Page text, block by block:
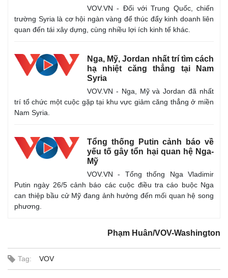
Video
VOV.VN - Đối với Trung Quốc, chiến
trường Syria là cơ hội ngàn vàng để thúc đẩy kinh doanh liên
quan đến tái xây dựng, cùng nhiều lợi ích kinh tế khác.
Nga, Mỹ, Jordan nhất trí tìm cách
hạ nhiệt căng thẳng tại Nam
Syria
VOV.VN - Nga, Mỹ và Jordan đã nhất
trí tổ chức một cuộc gặp tại khu vực giảm căng thẳng ở miền
Nam Syria.
Tổng thống Putin cảnh báo về
yếu tố gây tổn hại quan hệ Nga-
Mỹ
VOV.VN - Tổng thống Nga Vladimir
Putin ngày 26/5 cảnh báo các cuộc điều tra cáo buộc Nga
can thiệp bầu cử Mỹ đang ảnh hưởng đến mối quan hệ song
phương.
Phạm Huân/VOV-Washington
Tag: VOV